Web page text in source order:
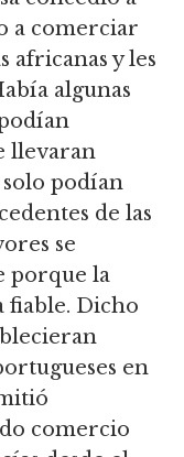
a comerciar
africanas y les
algunas
llevaran
solo podían
de las
se
porque la
fiable. Dicho
en
comercio